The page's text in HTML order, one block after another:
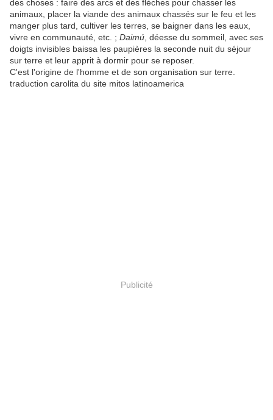
des choses : faire des arcs et des flèches pour chasser les
animaux, placer la viande des animaux chassés sur le feu et les
manger plus tard, cultiver les terres, se baigner dans les eaux,
vivre en communauté, etc. ; Daimú , déesse du sommeil, avec ses
doigts invisibles baissa les paupières la seconde nuit du séjour
sur terre et leur apprit à dormir pour se reposer.
C'est l'origine de l'homme et de son organisation sur terre.
traduction carolita du site mitos latinoamerica
Publicité